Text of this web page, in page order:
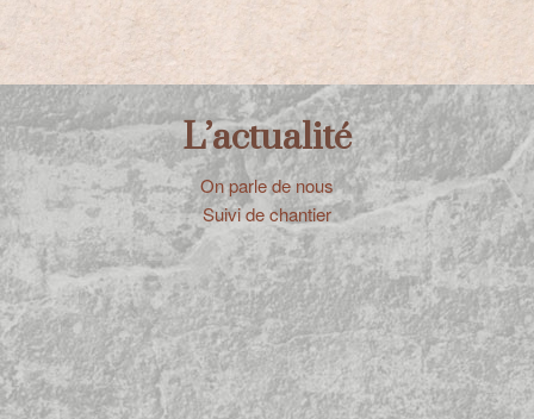
L’actualité
On parle de nous
Suivi de chantier